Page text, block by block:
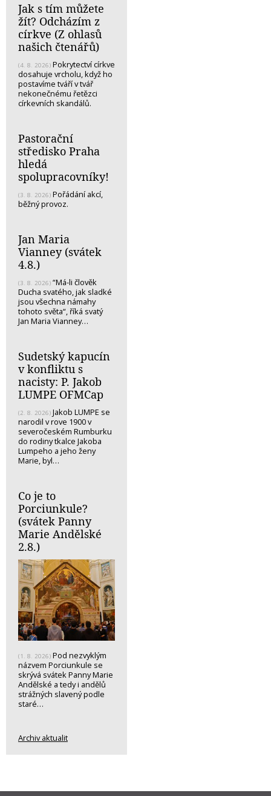
Jak s tím můžete
žít? Odcházím z
církve (Z ohlasů
našich čtenářů)
(4. 8. 2026) Pokrytectví církve
dosahuje vrcholu, když ho
postavíme tváří v tvář
nekonečnému řetězci
církevních skandálů.
Pastorační
středisko Praha
hledá
spolupracovníky!
(3. 8. 2026) Pořádání akcí,
běžný provoz.
Jan Maria
Vianney (svátek
4.8.)
(3. 8. 2026) “Má-li člověk
Ducha svatého, jak sladké
jsou všechna námahy
tohoto světa“, říká svatý
Jan Maria Vianney…
Sudetský kapucín
v konfliktu s
nacisty: P. Jakob
LUMPE OFMCap
(2. 8. 2026) Jakob LUMPE se
narodil v rove 1900 v
severočeském Rumburku
do rodiny tkalce Jakoba
Lumpeho a jeho ženy
Marie, byl…
Co je to
Porciunkule?
(svátek Panny
Marie Andělské
2.8.)
(1. 8. 2026) Pod nezvyklým
názvem Porciunkule se
skrývá svátek Panny Marie
Andělské a tedy i andělů
strážných slavený podle
staré…
Archiv aktualit